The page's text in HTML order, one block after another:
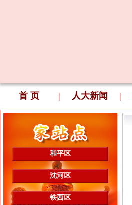
首 页 | 人大新闻 |
和平区
沈河区
铁西区